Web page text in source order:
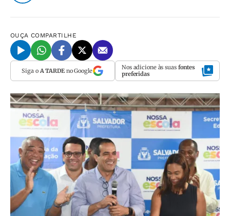
OUÇA COMPARTILHE
Siga o A TARDEno Google Nos adicione às suas fontes
preferidas